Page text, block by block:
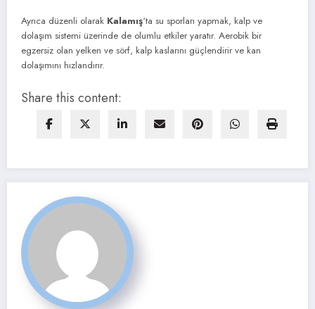
Ayrıca düzenli olarak Kalamış‘ta su sporları yapmak, kalp ve
dolaşım sistemi üzerinde de olumlu etkiler yaratır. Aerobik bir
egzersiz olan yelken ve sörf, kalp kaslarını güçlendirir ve kan
dolaşımını hızlandırır.
Share this content: